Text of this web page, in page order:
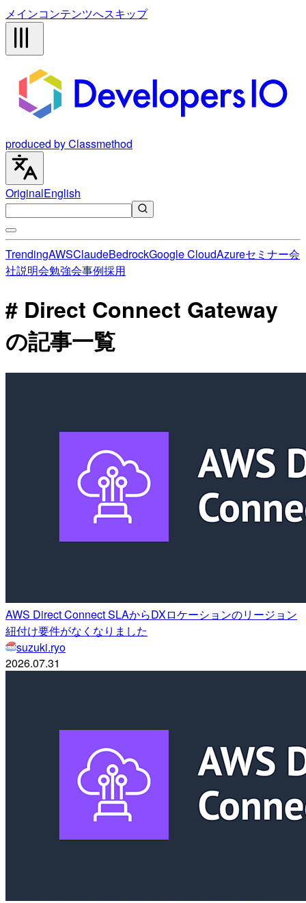
メインコンテンツへスキップ
produced by Classmethod
OriginalEnglish
TrendingAWSClaudeBedrockGoogle CloudAzureセミナー会
社説明会勉強会事例採用
# Direct Connect Gateway
の記事一覧
AWS Direct Connect SLAからDXロケーションのリージョン
紐付け要件がなくなりました
suzuki.ryo
2026.07.31